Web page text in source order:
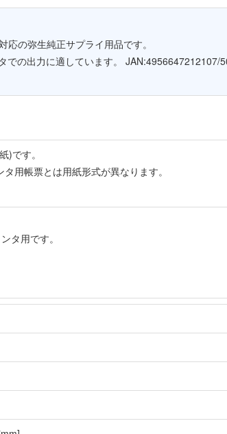
応の弥生純正サプライ用品です。
の出力に適しています。
JAN:4956647212107/
)です。
用帳票とは用紙形式が異なります。
タ用です。